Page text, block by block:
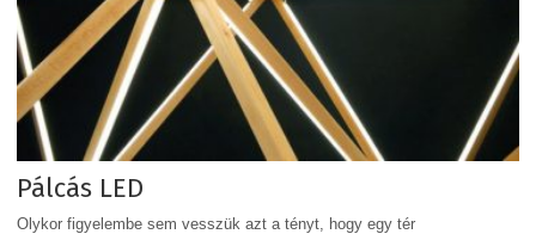
Pálcás LED
Olykor figyelembe sem vesszük azt a tényt, hogy egy tér